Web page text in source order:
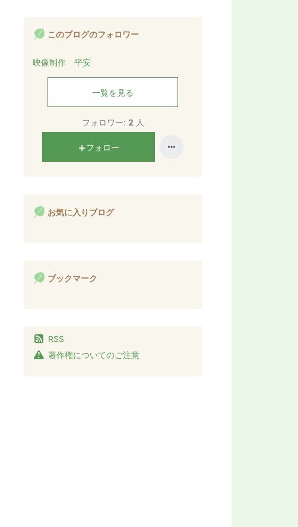
このブログのフォロワー
映像制作 平安
一覧を見る
フォロワー: 2 人
フォロー
お気に入りブログ
ブックマーク
RSS
著作権についてのご注意